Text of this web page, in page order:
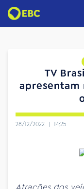
TV
apresentam
28/12/2022 | 14:25